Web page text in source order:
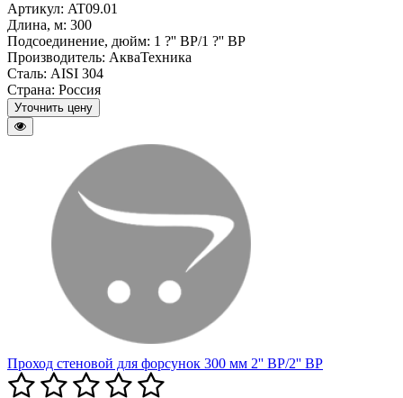
Артикул: AT09.01
Длина, м: 300
Подсоединение, дюйм: 1 ?'' BP/1 ?'' BP
Производитель: АкваТехника
Сталь: AISI 304
Страна: Россия
Уточнить цену
Проход стеновой для форсунок 300 мм 2'' BP/2'' BP